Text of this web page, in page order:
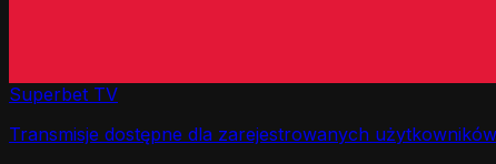
Superbet TV
Transmisje dostępne dla zarejestrowanych